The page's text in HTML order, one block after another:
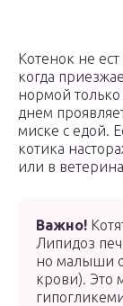
Котенок не
когда
нормой
днем
миске с едой.
котика
или в
Важно!
Липидоз
но малыши
крови). Это